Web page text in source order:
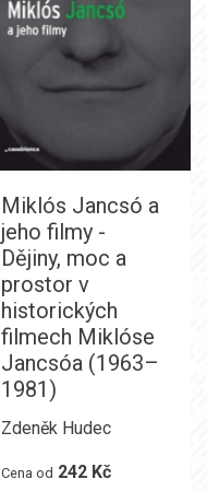
Miklós Jancsó a
jeho filmy -
Dějiny, moc a
prostor v
historických
filmech Miklóse
Jancsóa (1963–
1981)
Zdeněk Hudec
Cena od 242 Kč